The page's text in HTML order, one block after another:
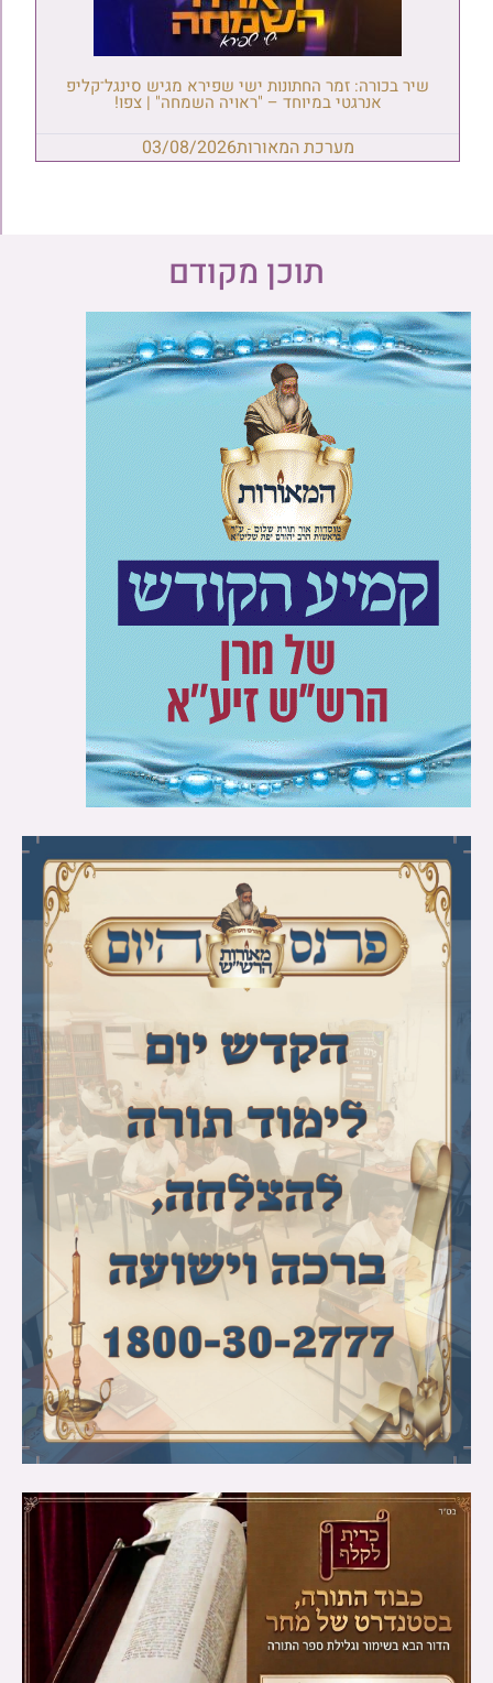
שיר בכורה: זמר החתונות ישי שפירא מגיש סינגל־קליפ
אנרגטי במיוחד – "ראויה השמחה" | צפו!
מערכת המאורות03/08/2026
תוכן מקודם